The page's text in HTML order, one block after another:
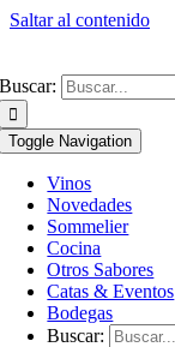
Saltar al contenido
Buscar:
Toggle Navigation
Vinos
Novedades
Sommelier
Cocina
Otros Sabores
Catas & Eventos
Bodegas
Buscar: